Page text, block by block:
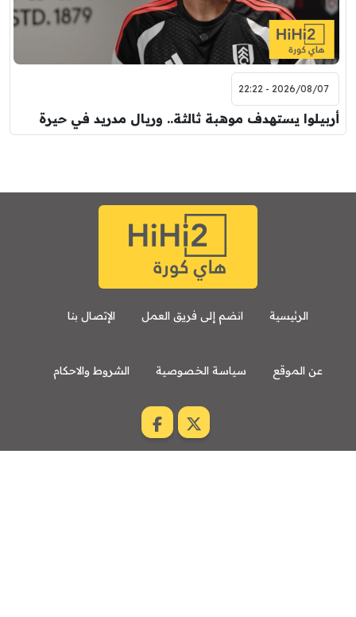
اودينيزي
8:00 م
مباراة ودية
2026/08/07 - 22:22
أربيلوا يستهدف موهبة ثالثة.. وريال مدريد في حيرة
الرئيسية انضم إلى فريق العمل الإتصال بنا
عن الموقع سياسة الخصوصية الشروط والاحكام